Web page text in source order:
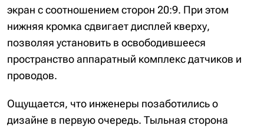
экран с соотношением сторон 20:9. При этом
нижняя кромка сдвигает дисплей кверху,
позволяя установить в освободившееся
пространство аппаратный комплекс датчиков и
проводов.
Ощущается, что инженеры позаботились о
дизайне в первую очередь. Тыльная сторона